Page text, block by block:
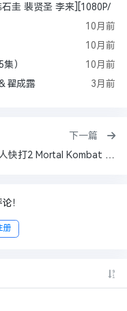
圭 裴贤圣 李来][1080P/
10月前
10月前
）
10月前
翟成露
3月前
下一篇
真人快打2 Mortal Kombat 2 4K 杜比
！
册